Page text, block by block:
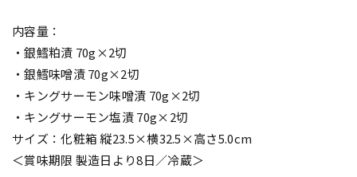
内容量：
・銀鱈粕漬 70g×2切
・銀鱈味噌漬 70g×2切
・キングサーモン味噌漬 70g×2切
・キングサーモン塩漬 70g×2切
サイズ：化粧箱 縦23.5×横32.5×高さ5.0cm
＜賞味期限 製造日より8日／冷蔵＞